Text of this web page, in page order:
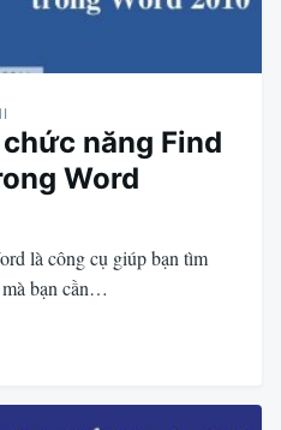
năng Find
Word
là công cụ giúp bạn tìm
bạn cần…